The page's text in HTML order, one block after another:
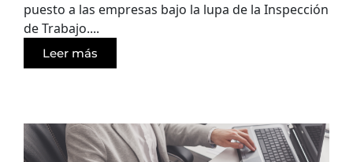
puesto a las empresas bajo la lupa de la Inspección
de Trabajo....
Leer más